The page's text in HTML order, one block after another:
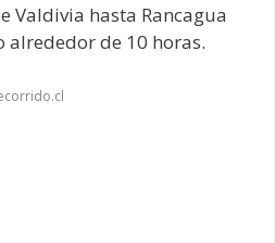
Valdivia hasta Rancagua
de 10 horas.